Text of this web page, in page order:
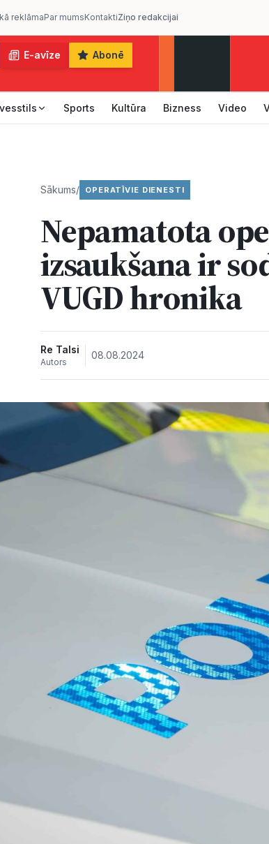
reklāmaPar mumsKontaktiZiņo redakcijai
E-avīze Abonē
Sports Kultūra Bizness Video
Sākums/ OPERATĪVIE DIENESTI
Nepamatota
izsaukšana ir
VUGD hronika
Re Talsi
Autors
08.08.2024